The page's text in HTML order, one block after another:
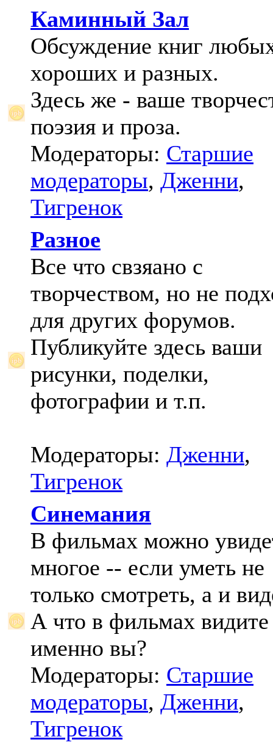
Каминный Зал
Обсуждение книг
хороших и разных.
Здесь же - ваше
поэзия и проза.
Модераторы: Старшие
модераторы, Дженни,
Тигренок
Разное
Все что свзяано с
творчеством, но не
для других форумов.
Публикуйте здесь ваши
рисунки, поделки,
фотографии и т.п.
Модераторы: Дженни,
Тигренок
Синемания
В фильмах можно
многое -- если уметь не
только смотреть, а и
А что в фильмах видите
именно вы?
Модераторы: Старшие
модераторы, Дженни,
Тигренок